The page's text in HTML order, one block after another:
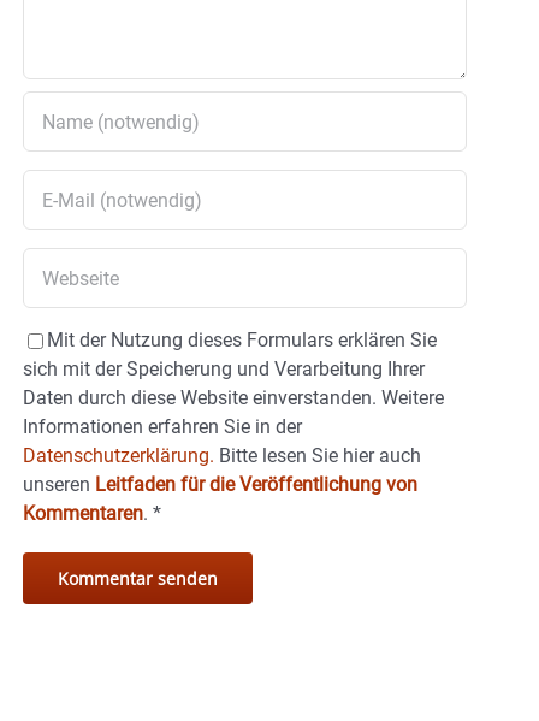
Mit der Nutzung dieses Formulars erklären Sie
sich mit der Speicherung und Verarbeitung Ihrer
Daten durch diese Website einverstanden. Weitere
Informationen erfahren Sie in der
Datenschutzerklärung. Bitte lesen Sie hier auch
unseren Leitfaden für die Veröffentlichung von
Kommentaren. *